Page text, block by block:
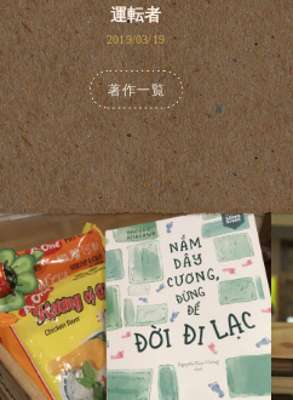
運転者
2019/03/19
著作一覧